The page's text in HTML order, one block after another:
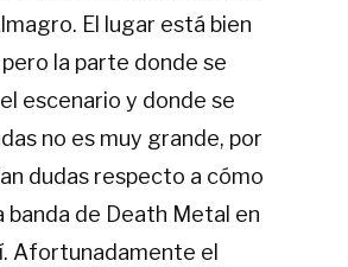
El lugar está bien
la parte donde se
escenario y donde se
no es muy grande, por
dudas respecto a cómo
banda de Death Metal en
Afortunadamente el